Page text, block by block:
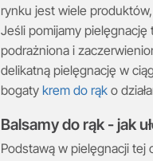
rynku jest wiele
Jeśli pomijamy
podrażniona i
delikatną pielęgnację w
bogaty krem do rąk o
Balsamy do rąk - jak
Podstawą w pielęgnacji